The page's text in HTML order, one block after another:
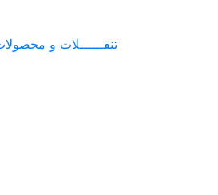
تنقــــــلات و